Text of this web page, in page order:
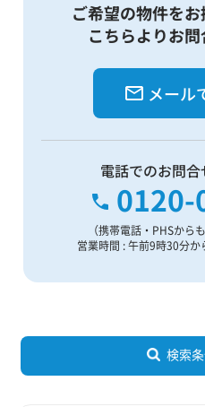
ご希望の物件をお
こちらよりお問
メール
電話でのお問
0120-
（携帯電話・PHSから
営業時間 : 午前9時30分
検索